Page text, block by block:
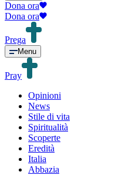
Dona ora
Dona ora
Prega
Menu
Pray
Opinioni
News
Stile di vita
Spiritualità
Scoperte
Eredità
Italia
Abbazia